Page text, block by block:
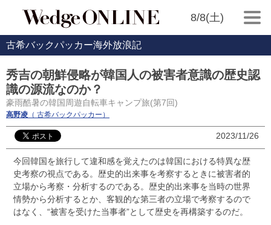
8/8(土)
古希バックパッカー海外放浪記
秀吉の朝鮮侵略が韓国人の被害者意識の歴史認
識の源流なのか？
豪雨酷暑の韓国周遊自転車キャンプ旅(第7回)
高野凌 （ 古希バックパッカー）
2023/11/26
今回韓国を旅行して違和感を覚えたのは韓国における特異な歴
史考察の視点である。歴史的出来事を考察するときに被害者的
立場から考察・分析するのである。歴史的出来事を当時の世界
情勢から分析するとか、客観的な第三者の立場で考察するので
はなく、“被害を受けた当事者”として歴史を再構築するのだ。